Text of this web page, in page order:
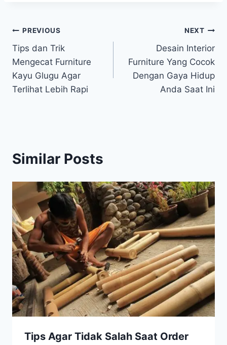
Post
navigation
PREVIOUS
Tips dan Trik
Mengecat Furniture
Kayu Glugu Agar
Terlihat Lebih Rapi
NEXT
Desain Interior
Furniture Yang Cocok
Dengan Gaya Hidup
Anda Saat Ini
Similar Posts
Tips Agar Tidak Salah Saat Order